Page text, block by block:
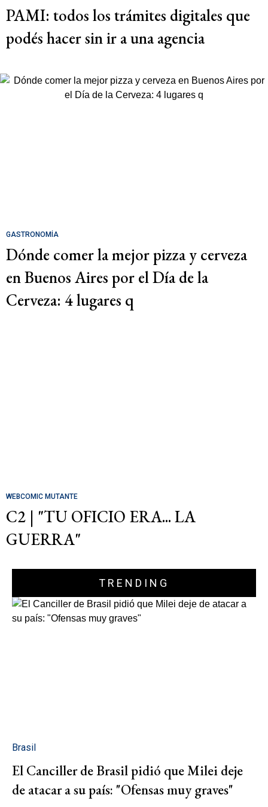
PAMI: todos los trámites digitales que
podés hacer sin ir a una agencia
GASTRONOMÍA
Dónde comer la mejor pizza y cerveza
en Buenos Aires por el Día de la
Cerveza: 4 lugares q
WEBCOMIC MUTANTE
C2 | "TU OFICIO ERA... LA
GUERRA"
TRENDING
Brasil
El Canciller de Brasil pidió que Milei deje
de atacar a su país: "Ofensas muy graves"